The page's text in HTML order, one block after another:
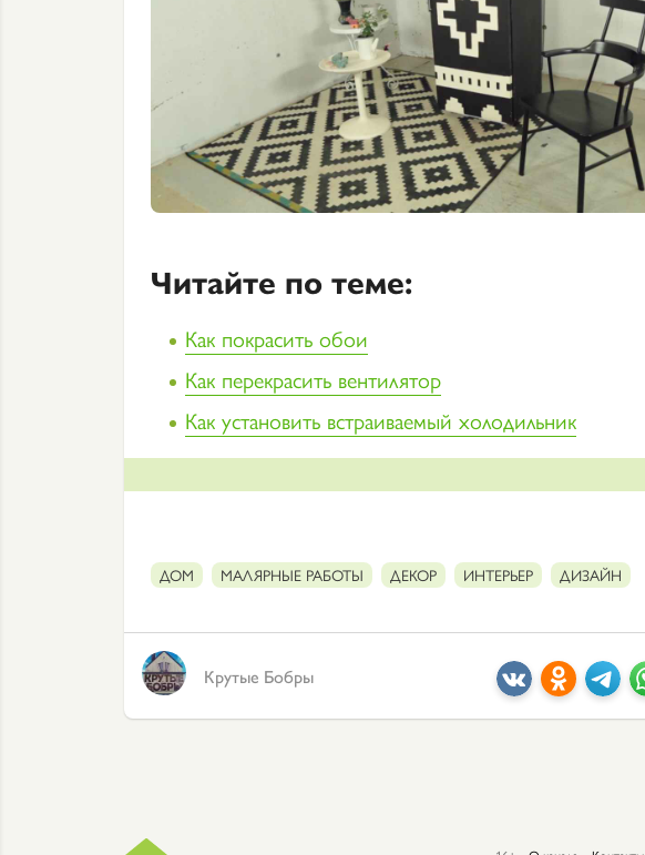
Читайте по теме:
Как покрасить обои
Как перекрасить вентилятор
Как установить встраиваемый холодильник
ДОМ МАЛЯРНЫЕ РАБОТЫ ДЕКОР ИНТЕРЬЕР ДИЗАЙН
Крутые Бобры